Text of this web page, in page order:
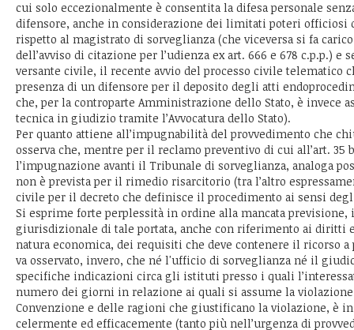
cui solo eccezionalmente è consentita la difesa personale
difensore, anche in considerazione dei limitati poteri officiosi
rispetto al magistrato di sorveglianza (che viceversa si fa
dell’avviso di citazione per l’udienza ex art. 666 e 678 c.p.p.) e
versante civile, il recente avvio del processo civile telematico
presenza di un difensore per il deposito degli atti
che, per la controparte Amministrazione dello Stato, è invece
tecnica in giudizio tramite l’Avvocatura dello Stato).
Per quanto attiene all’impugnabilità del provvedimento che
osserva che, mentre per il reclamo preventivo di cui all’art. 35
l’impugnazione avanti il Tribunale di sorveglianza, analoga
non è prevista per il rimedio risarcitorio (tra l’altro
civile per il decreto che definisce il procedimento ai sensi
Si esprime forte perplessità in ordine alla mancata previsione,
giurisdizionale di tale portata, anche con riferimento ai diritti
natura economica, dei requisiti che deve contenere il ricorso
va osservato, invero, che né l'ufficio di sorveglianza né il
specifiche indicazioni circa gli istituti presso i quali
numero dei giorni in relazione ai quali si assume la violazione
Convenzione e delle ragioni che giustificano la violazione, è
celermente ed efficacemente (tanto più nell’urgenza di